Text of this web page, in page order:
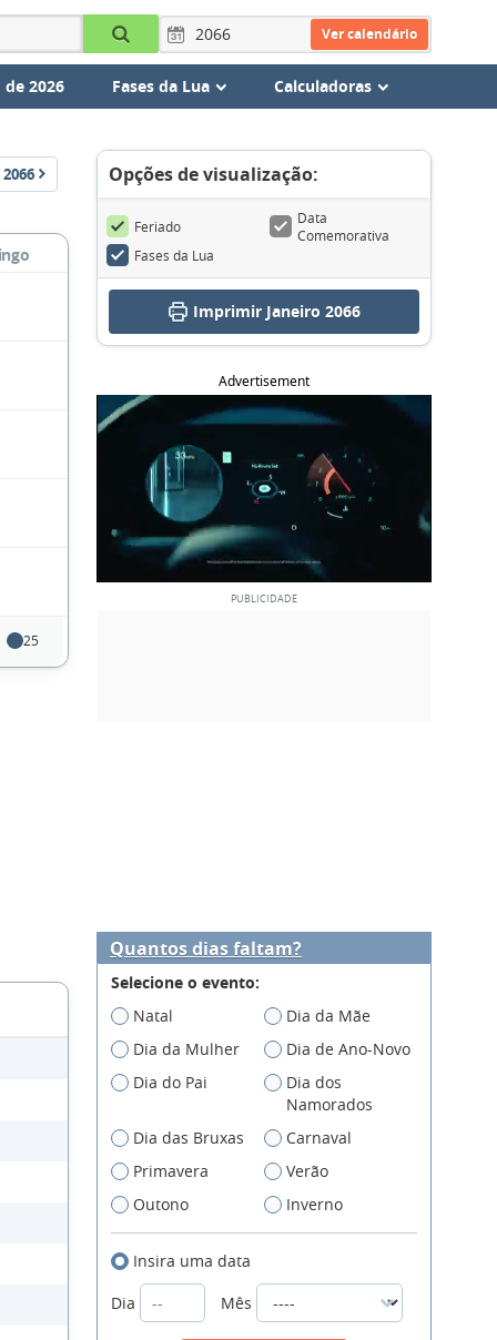
Ver calendário
2026 Fases da Lua Calculadoras
2066
25
Opções de visualização:
Feriado
Data
Comemorativa
Fases da Lua
Imprimir Janeiro 2066
Advertisement
Quantos dias faltam?
Selecione o evento:
Natal
Dia da Mãe
Dia da Mulher
Dia de Ano-Novo
Dia do Pai
Dia dos
Namorados
Dia das Bruxas
Carnaval
Primavera
Verão
Outono
Inverno
Insira uma data
Dia
Mês